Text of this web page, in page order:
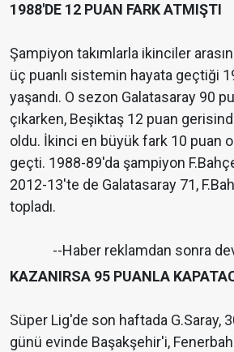
1988'DE 12 PUAN FARK ATMIŞTI
Şampiyon takımlarla ikinciler
üç puanlı sistemin hayata geçtiği
yaşandı. O sezon Galatasaray 90
çıkarken, Beşiktaş 12 puan
oldu. İkinci en büyük fark 10 puan
geçti. 1988-89'da şampiyon
2012-13'te de Galatasaray 71,
topladı.
--Haber reklamdan sonra
KAZANIRSA 95 PUANLA
Süper Lig'de son haftada G.Saray,
günü evinde Başakşehir'i,